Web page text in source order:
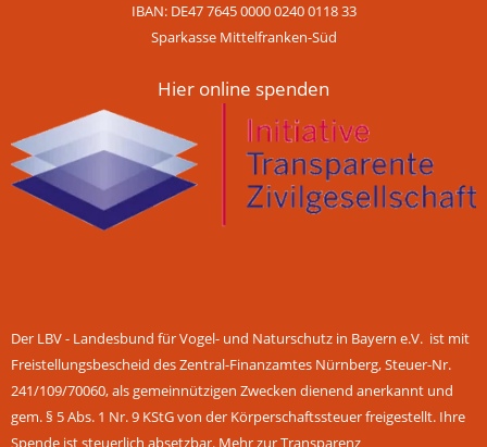
IBAN: DE47 7645 0000 0240 0118 33
Sparkasse Mittelfranken-Süd
Hier online spenden
Der LBV - Landesbund für Vogel- und Naturschutz in Bayern e.V. ist mit
Freistellungsbescheid des Zentral-Finanzamtes Nürnberg, Steuer-Nr.
241/109/70060, als gemeinnützigen Zwecken dienend anerkannt und
gem. § 5 Abs. 1 Nr. 9 KStG von der Körperschaftssteuer freigestellt. Ihre
Spende ist steuerlich absetzbar. Mehr zur Transparenz